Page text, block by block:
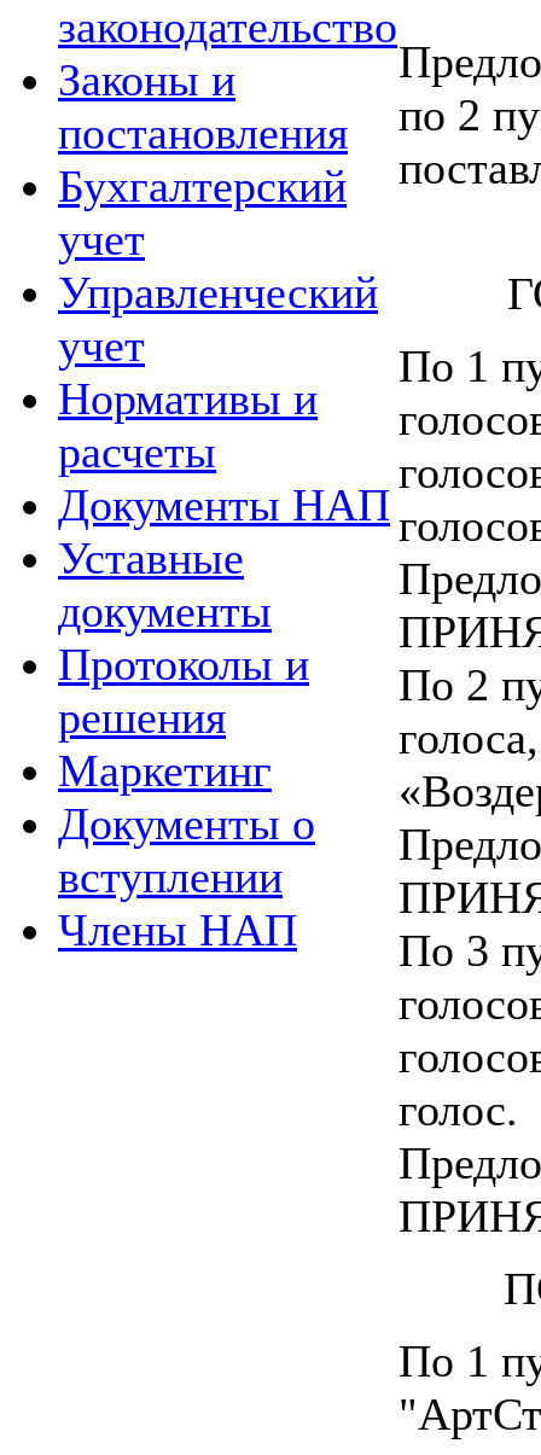
законодательство
Законы и
постановления
Бухгалтерский
учет
Управленческий
учет
Нормативы и
расчеты
Документы НАП
Уставные
документы
Протоколы и
решения
Маркетинг
Документы о
вступлении
Члены НАП
по 2
По 1
По 2
По 3
голос.
По 1